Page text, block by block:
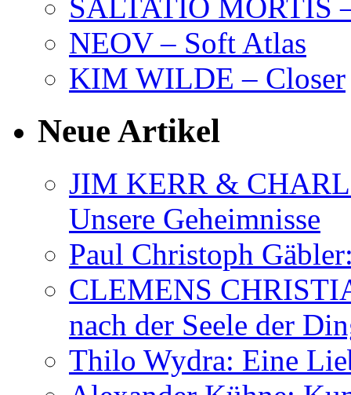
SALTATIO MORTIS
NEOV – Soft Atlas
KIM WILDE – Closer
Neue Artikel
JIM KERR &
Unsere Geheimnisse
Paul Christoph
CLEMENS
nach der Seele der
Thilo Wydra: Eine